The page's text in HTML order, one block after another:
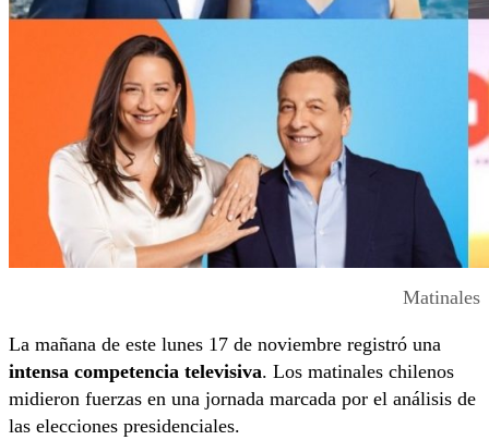
Matinales
La mañana de este lunes 17 de noviembre registró una
intensa competencia televisiva. Los matinales chilenos
midieron fuerzas en una jornada marcada por el análisis de
las elecciones presidenciales.